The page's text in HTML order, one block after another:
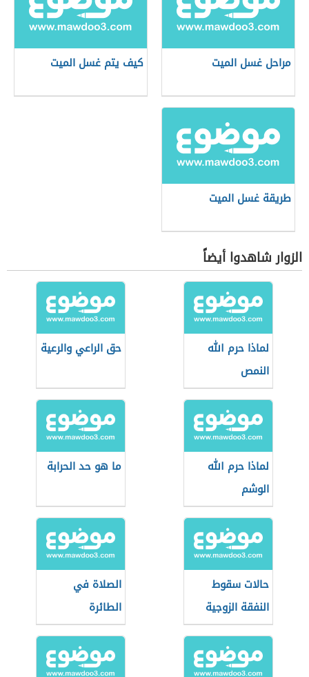
مراحل غسل الميت كيف يتم غسل الميت
طريقة غسل الميت
الزوار شاهدوا أيضاً
لماذا حرم الله
النمص
حق الراعي والرعية
لماذا حرم الله
الوشم
ما هو حد الحرابة
حالات سقوط
النفقة الزوجية
في الأردن
الصلاة في
الطائرة